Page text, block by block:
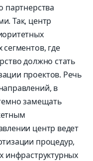
партнерства
Так, центр
где
должно стать
проектов. Речь
в
замещать
центр ведет
процедур,
инфраструктурных